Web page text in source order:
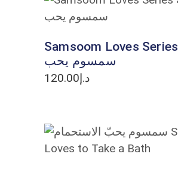
Samsoom Loves Series سلسلة
سمسوم يحب
د.إ120.00
ADD TO CART